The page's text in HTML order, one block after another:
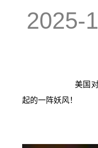
2025-
美国
起的一阵妖风！